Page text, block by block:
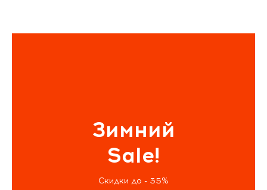
Зимний
Sale!
Скидки до - 35%